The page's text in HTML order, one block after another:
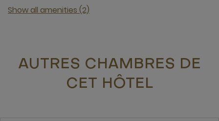
Show all amenities (2)
AUTRES CHAMBRES DE
CET HÔTEL